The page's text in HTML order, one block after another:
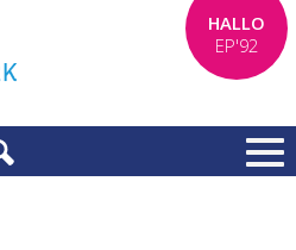
HALLO
EP'92